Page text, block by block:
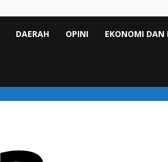
DAERAH OPINI EKONOMI DAN